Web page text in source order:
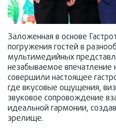
Заложенная в основе
погружения гостей в
мультимедийных
незабываемое впечатление
совершили настоящее
где вкусовые ощущения,
звуковое сопровождение
идеальной гармонии,
зрелище.